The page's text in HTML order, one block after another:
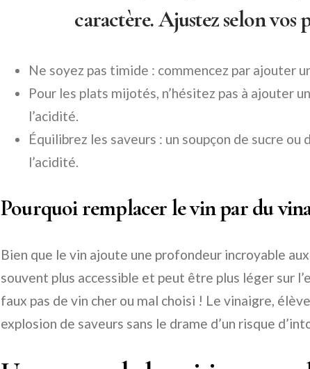
caractère. Ajustez selon vos
Ne soyez pas timide : commencez par ajouter
Pour les plats mijotés, n’hésitez pas à ajouter
l’acidité.
Équilibrez les saveurs : un soupçon de sucre
l’acidité.
Pourquoi remplacer le vin par du
Bien que le vin ajoute une profondeur incroyable
souvent plus accessible et peut être plus léger sur
faux pas de vin cher ou mal choisi ! Le vinaigre,
explosion de saveurs sans le drame d’un risque